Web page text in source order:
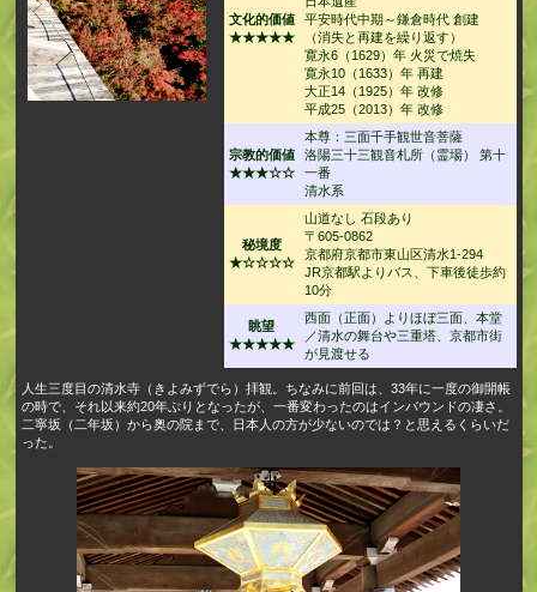
文化的価値
★★★★★
平安時代中期～鎌倉時代 創建
（消失と再建を繰り返す）
寛永6（1629）年 火災で焼失
寛永10（1633）年 再建
大正14（1925）年 改修
平成25（2013）年 改修
宗教的価値
★★★☆☆
本尊：三面千手観世音菩薩
洛陽三十三観音札所（霊場） 第十
一番
清水系
秘境度
★☆☆☆☆
山道なし 石段あり
〒605-0862
京都府京都市東山区清水1-294
JR京都駅よりバス、下車後徒歩約
10分
眺望
★★★★★
西面（正面）よりほぼ三面、本堂
／清水の舞台や三重塔、京都市街
が見渡せる
人生三度目の清水寺（きよみずでら）拝観。ちなみに前回は、33年に一度の御開帳
の時で、それ以来約20年ぶりとなったが、一番変わったのはインバウンドの凄さ。
二寧坂（二年坂）から奥の院まで、日本人の方が少ないのでは？と思えるくらいだ
った。